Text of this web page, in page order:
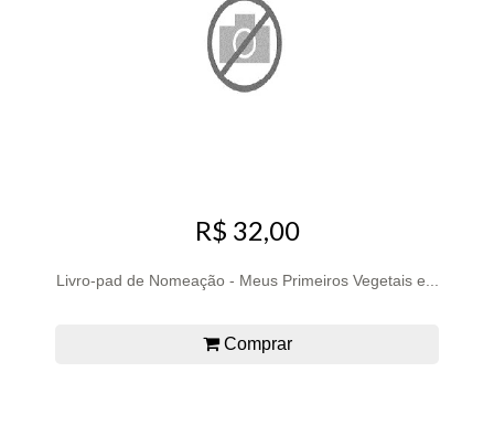
R$ 32,00
Livro-pad de Nomeação - Meus Primeiros Vegetais e...
Comprar